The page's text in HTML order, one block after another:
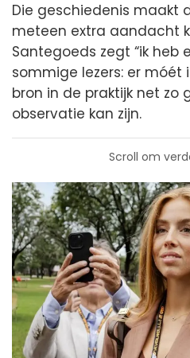
Die geschiedenis maakt
meteen extra aandacht
Santegoeds zegt “ik heb
sommige lezers: er móét
bron in de praktijk net zo
observatie kan zijn.
Scroll om